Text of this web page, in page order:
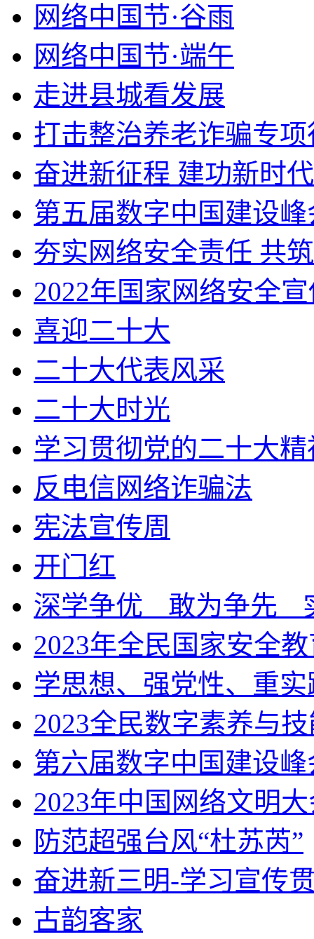
网络中国节·谷雨
网络中国节·端午
走进县城看发展
打击整治养老诈骗专项
奋进新征程 建功新时
第五届数字中国建设峰
夯实网络安全责任 共
2022年国家网络安全
喜迎二十大
二十大代表风采
二十大时光
学习贯彻党的二十大精
反电信网络诈骗法
宪法宣传周
开门红
深学争优ㅤ敢为争先ㅤ
2023年全民国家安全
学思想、强党性、重
2023全民数字素养与
第六届数字中国建设峰
2023年中国网络文明
防范超强台风“杜苏芮”
奋进新三明-学习宣传
古韵客家